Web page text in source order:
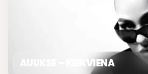
AUUKSE – KIEKVIENA